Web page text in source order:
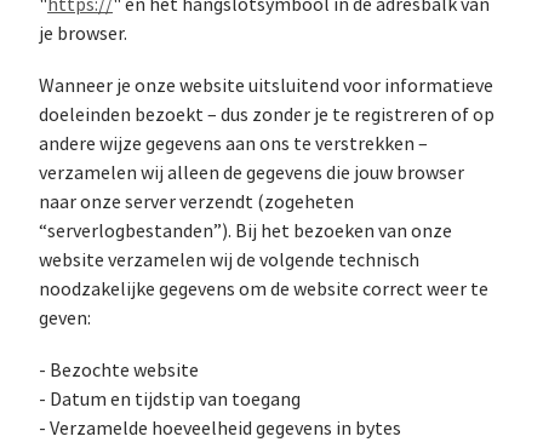
"https://" en het hangslotsymbool in de adresbalk van
je browser.
Wanneer je onze website uitsluitend voor informatieve
doeleinden bezoekt – dus zonder je te registreren of op
andere wijze gegevens aan ons te verstrekken –
verzamelen wij alleen de gegevens die jouw browser
naar onze server verzendt (zogeheten
“serverlogbestanden”). Bij het bezoeken van onze
website verzamelen wij de volgende technisch
noodzakelijke gegevens om de website correct weer te
geven:
- Bezochte website
- Datum en tijdstip van toegang
- Verzamelde hoeveelheid gegevens in bytes